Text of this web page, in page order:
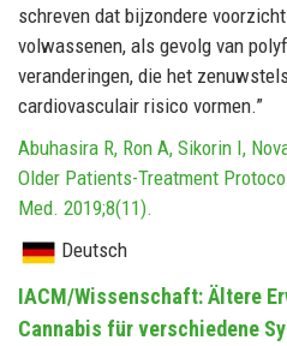
schreven dat bijzondere
volwassenen, als gevolg van
veranderingen, die het
cardiovasculair risico vormen.”
Abuhasira R, Ron A, Sikorin I,
Older Patients-Treatment
Med. 2019;8(11).
Deutsch
IACM/Wissenschaft: Ältere
Cannabis für verschiedene